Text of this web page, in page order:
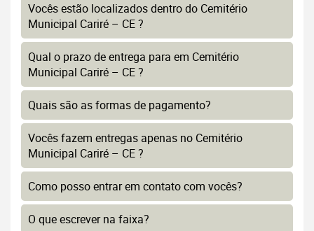
Vocês estão localizados dentro do Cemitério
Municipal Cariré – CE ?
Qual o prazo de entrega para em Cemitério
Municipal Cariré – CE ?
Quais são as formas de pagamento?
Vocês fazem entregas apenas no Cemitério
Municipal Cariré – CE ?
Como posso entrar em contato com vocês?
O que escrever na faixa?